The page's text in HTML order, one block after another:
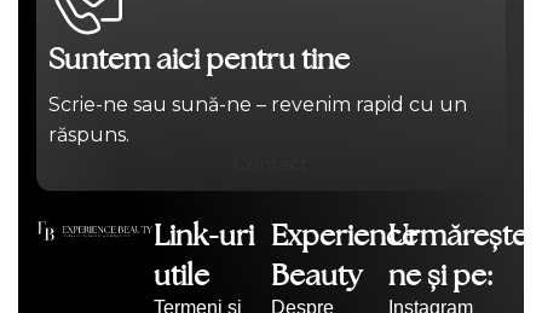
Suntem aici pentru tine
Scrie-ne sau sună-ne – revenim rapid cu un
răspuns.
Link-uri
utile
Termeni și
Experience
Beauty
Despre
Urmărește-
ne și pe:
Instagram